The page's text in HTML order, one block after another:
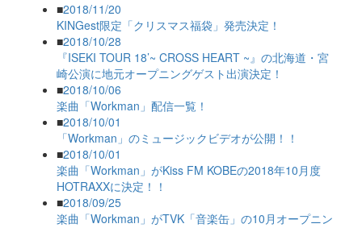
■2018/11/20
KINGest限定「クリスマス福袋」発売決定！
■2018/10/28
『ISEKI TOUR 18’~ CROSS HEART ~』の北海道・宮
崎公演に地元オープニングゲスト出演決定！
■2018/10/06
楽曲「Workman」配信一覧！
■2018/10/01
「Workman」のミュージックビデオが公開！！
■2018/10/01
楽曲「Workman」がKiss FM KOBEの2018年10月度
HOTRAXXに決定！！
■2018/09/25
楽曲「Workman」がTVK「音楽缶」の10月オープニン